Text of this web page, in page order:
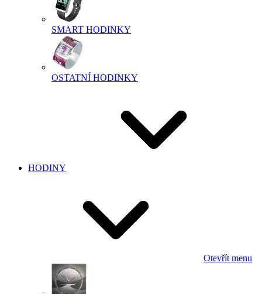
SMART HODINKY
OSTATNÍ HODINKY
HODINY
Otevřít menu